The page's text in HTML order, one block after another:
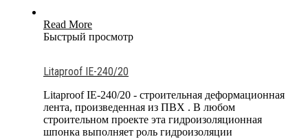
Read More
Быстрый просмотр
Litaproof IE-240/20
Litaproof IE-240/20 - строительная деформационная
лента, произведенная из ПВХ . В любом
строительном проекте эта гидроизоляционная
шпонка выполняет роль гидроизоляции